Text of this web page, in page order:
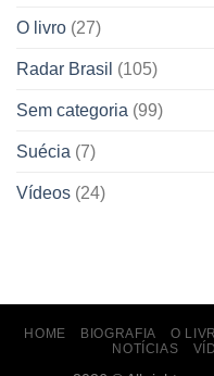
O livro (27)
Radar Brasil (105)
Sem categoria (99)
Suécia (7)
Vídeos (24)
HOME BIOGRAFIA O
NOTÍCIAS